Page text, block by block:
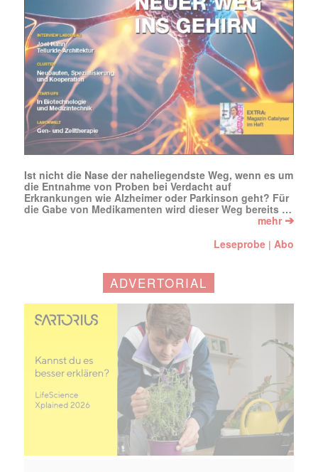
(erforderlich)
Ist nicht die Nase der naheliegendste Weg, wenn es um
die Entnahme von Proben bei Verdacht auf
Erkrankungen wie Alzheimer oder Parkinson geht? Für
die Gabe von Medikamenten wird dieser Weg bereits …
mehr ➔
Leseprobe |Abo
ADVERTORIAL